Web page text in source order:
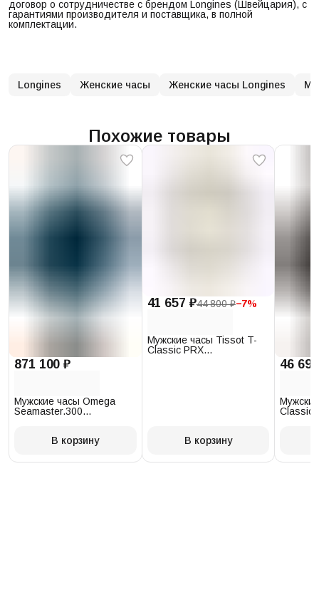
договор о сотрудничестве с брендом Longines (Швейцария), с
гарантиями производителя и поставщика, в полной
комплектации.
Longines Женские часы Женские часы Longines
Похожие товары
871 100 ₽
Мужские часы Omega
Seamaster.300
В корзину
41 657 ₽44 800 ₽−7%
Мужские часы Tissot T-
Classic PRX
В корзину
46
Classic